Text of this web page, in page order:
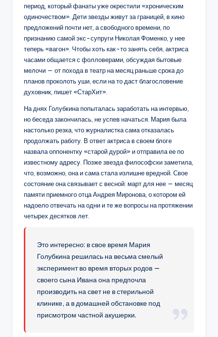
период, который фанаты уже окрестили «хроническим
одиночеством». Дети звезды живут за границей, в кино
предложений почти нет, а свободного времени, по
признанию самой экс-супруги Николая Фоменко, у нее
теперь «вагон». Чтобы хоть как-то занять себя, актриса
часами общается с фолловерами, обсуждая бытовые
мелочи — от похода в театр на месяц раньше срока до
планов проколоть уши, если на то даст благословение
духовник, пишет «СтарХит».
На днях Голубкина попыталась заработать на интервью,
но беседа закончилась, не успев начаться. Мария была
настолько резка, что журналистка сама отказалась
продолжать работу. В ответ актриса в своем блоге
назвала оппонентку «старой дурой» и отправила ее по
известному адресу. Позже звезда философски заметила,
что, возможно, она и сама стала излишне вредной. Свое
состояние она связывает с весной: март для нее — месяц
памяти приемного отца Андрея Миронова, о котором ей
надоело отвечать на одни и те же вопросы на протяжении
четырех десятков лет.
Это интересно: в свое время Мария
Голубкина решилась на весьма смелый
эксперимент во время вторых родов —
своего сына Ивана она предпочла
производить на свет не в стерильной
клинике, а в домашней обстановке под
присмотром частной акушерки.